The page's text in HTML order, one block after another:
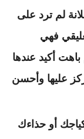
لم ترد على
فهي
أكيد عندها
عليها وأحسن
أو حذاءك